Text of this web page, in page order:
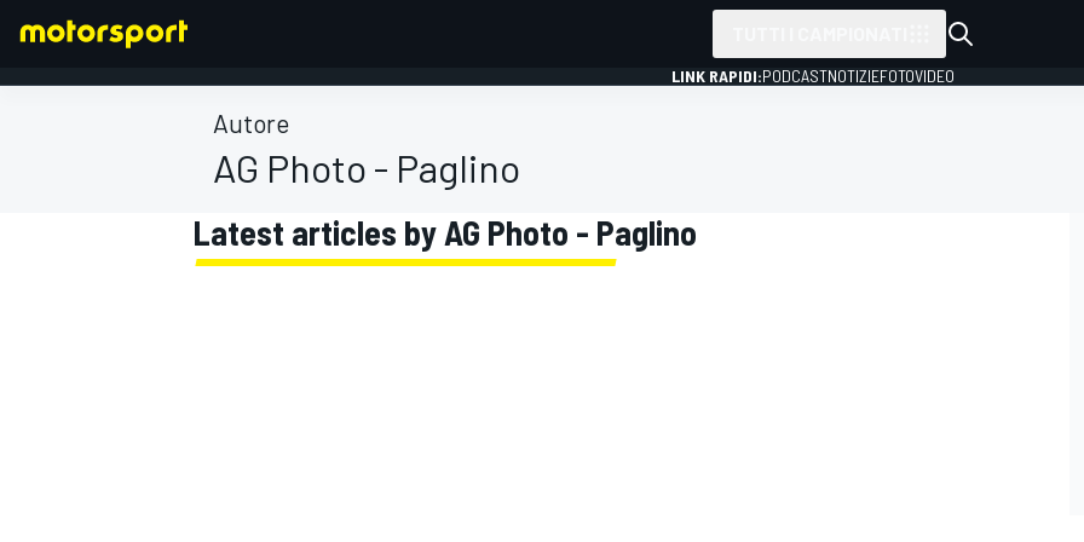
LINK RAPIDI:PODCASTNOTIZIEFOTOVIDEO
Autore
AG Photo - Paglino
Latest articles by AG Photo - Paglino